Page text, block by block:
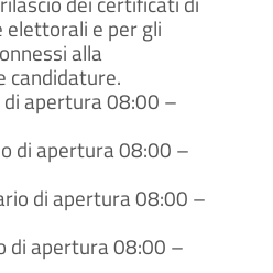
elettorali e per gli
alla
candidature.
apertura 08:00 –
di apertura 08:00 –
di apertura 08:00 –
di apertura 08:00 –